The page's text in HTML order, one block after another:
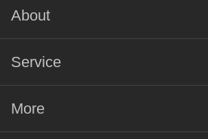
About
Service
More